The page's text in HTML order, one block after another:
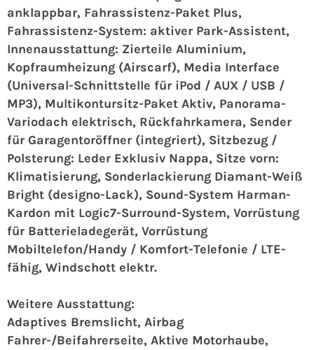
anklappbar, Fahrassistenz-Paket Plus,
Fahrassistenz-System: aktiver Park-Assistent,
Innenausstattung: Zierteile Aluminium,
Kopfraumheizung (Airscarf), Media Interface
(Universal-Schnittstelle für iPod / AUX / USB /
MP3), Multikontursitz-Paket Aktiv, Panorama-
Variodach elektrisch, Rückfahrkamera, Sender
für Garagentoröffner (integriert), Sitzbezug /
Polsterung: Leder Exklusiv Nappa, Sitze vorn:
Klimatisierung, Sonderlackierung Diamant-Weiß
Bright (designo-Lack), Sound-System Harman-
Kardon mit Logic7-Surround-System, Vorrüstung
für Batterieladegerät, Vorrüstung
Mobiltelefon/Handy / Komfort-Telefonie / LTE-
fähig, Windschott elektr.
Weitere Ausstattung:
Adaptives Bremslicht, Airbag
Fahrer-/Beifahrerseite, Aktive Motorhaube,